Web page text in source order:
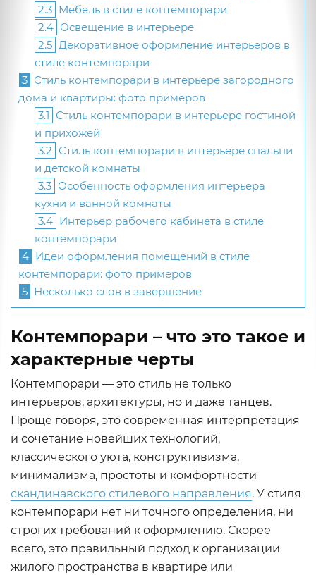
2.3 Мебель в стиле контемпорари
2.4 Освещение в интерьере
2.5 Декоративное оформление интерьеров в
стиле контемпорари
3 Стиль контемпорари в интерьере загородного
дома и квартиры: фото примеров
3.1 Стиль контемпорари в интерьере гостиной
и прихожей
3.2 Стиль контемпорари в интерьере спальни
и детской комнаты
3.3 Особенность оформления интерьера
кухни и ванной комнаты
3.4 Интерьер рабочего кабинета в стиле
контемпорари
4 Идеи оформления помещений в стиле
контемпорари: фото примеров
5 Несколько слов в завершение
Контемпорари – что это такое и
характерные черты
Контемпорари — это стиль не только
интерьеров, архитектуры, но и даже танцев.
Проще говоря, это современная интерпретация
и сочетание новейших технологий,
классического уюта, конструктивизма,
минимализма, простоты и комфортности
скандинавского стилевого направления. У стиля
контемпорари нет ни точного определения, ни
строгих требований к оформлению. Скорее
всего, это правильный подход к организации
жилого пространства в квартире или